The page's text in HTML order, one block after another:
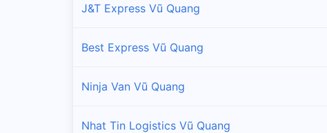
J&T Express Vũ Quang
Best Express Vũ Quang
Ninja Van Vũ Quang
Nhat Tin Logistics Vũ Quang